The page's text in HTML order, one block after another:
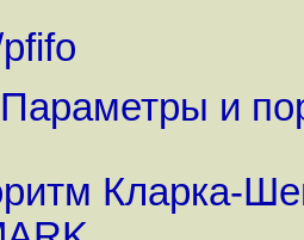
Параметры и
Кларка-